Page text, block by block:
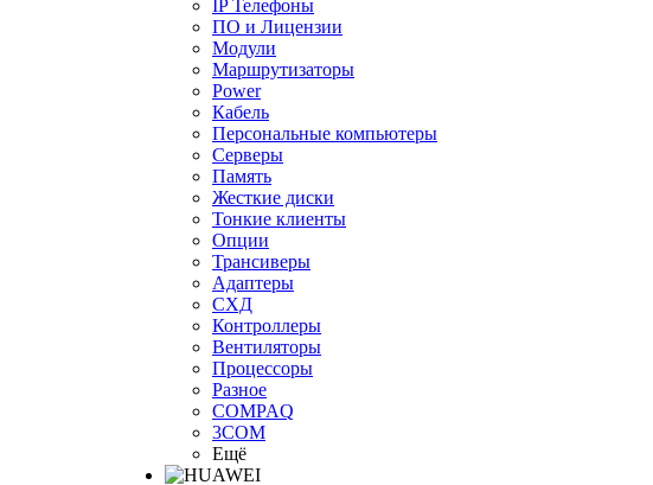
IP Телефоны
ПО и Лицензии
Модули
Маршрутизаторы
Power
Кабель
Персональные компьютеры
Серверы
Память
Жесткие диски
Тонкие клиенты
Опции
Трансиверы
Адаптеры
СХД
Контроллеры
Вентиляторы
Процессоры
Разное
COMPAQ
3COM
Ещё